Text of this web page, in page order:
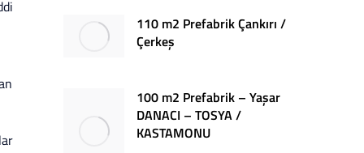
110 m2 Prefabrik Çankırı /
Çerkeş
100 m2 Prefabrik – Yaşar
DANACI – TOSYA /
KASTAMONU